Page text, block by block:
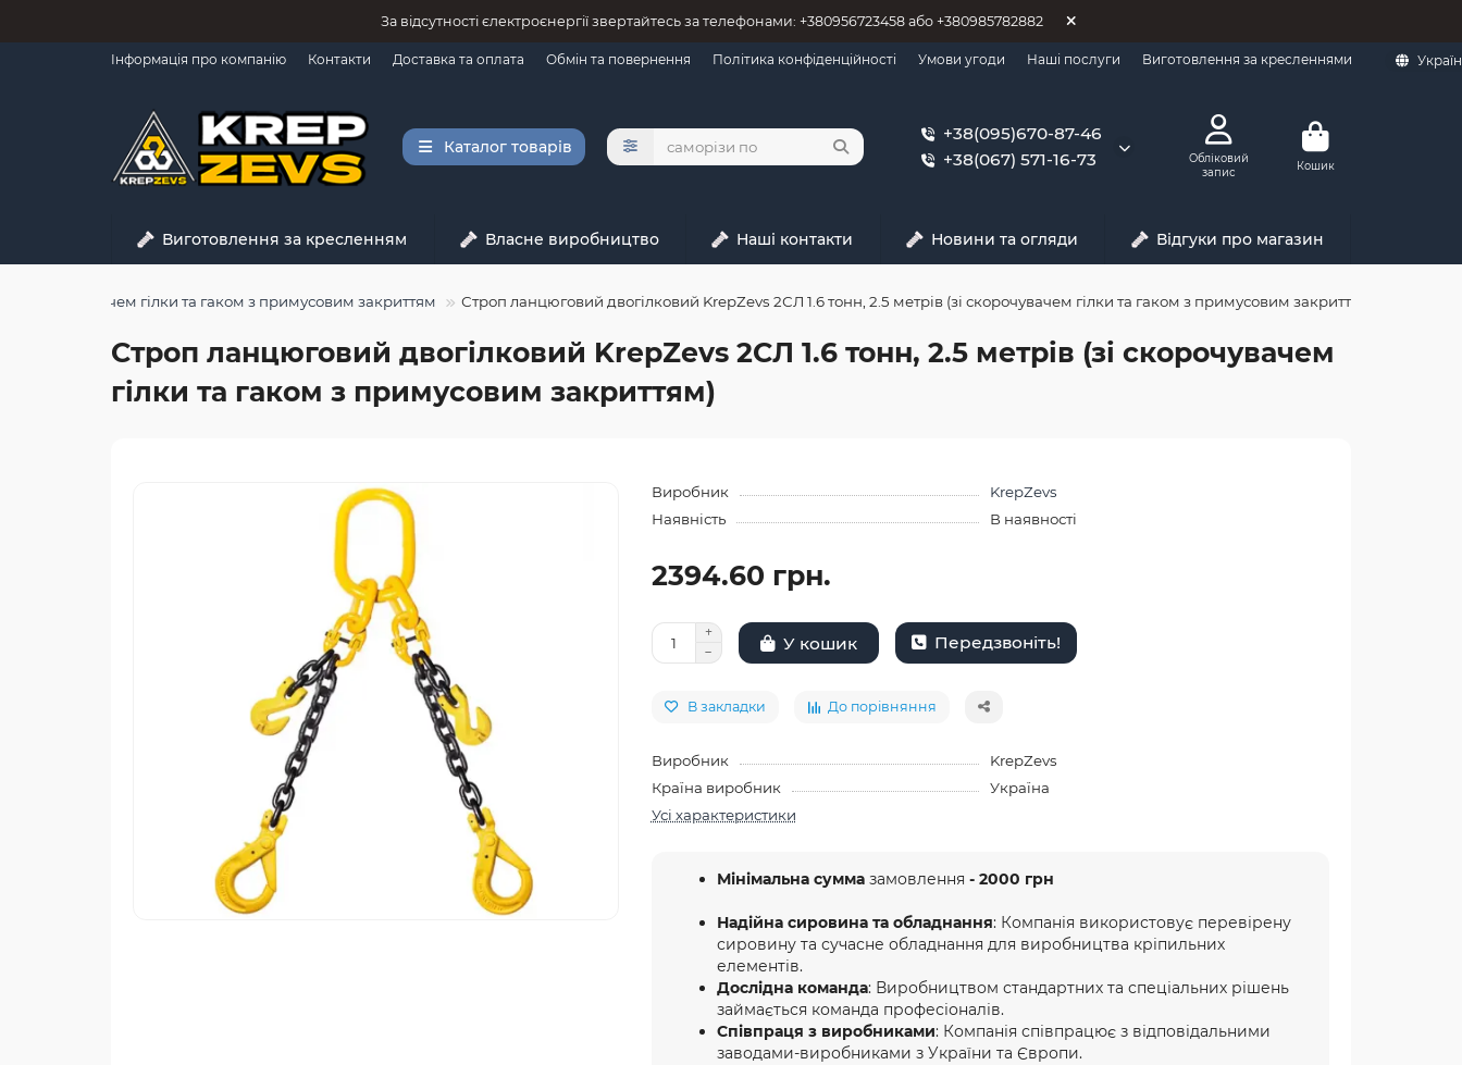
За відсутності єлектроєнергії звертайтесь за телефонами: +380956723458 або +380985782882
Інформація про компанію Контакти Доставка та оплата Обмін та повернення Політика конфіденційності Умови угоди Наші послуги Виготовлення за кресленнями
Каталог товарів
+38(095)670-87-46
+38(067) 571-16-73
Обліковий
запис
Кошик
Виготовлення за кресленням Власне виробництво Наші контакти Новини та огляди Відгуки про магазин
зі скорочувачем гілки та гаком з примусовим закриттям Строп ланцюговий двогілковий KrepZevs 2СЛ 1.6 тонн, 2.5 метрів (зі скорочувачем гілки та гаком з примусовим закриттям)
Строп ланцюговий двогілковий KrepZevs 2СЛ 1.6 тонн, 2.5 метрів (зі скорочувачем
гілки та гаком з примусовим закриттям)
Виробник
KrepZevs
Наявність
В наявності
2394.60 грн.
У кошик Передзвоніть!
В закладки До порівняння
Виробник
KrepZevs
Країна виробник
Україна
Усі характеристики
Мінімальна сумма замовлення - 2000 грн
Надійна сировина та обладнання: Компанія використовує перевірену
сировину та сучасне обладнання для виробництва кріпильних
елементів.
Дослідна команда: Виробництвом стандартних та спеціальних рішень
займається команда професіоналів.
Співпраця з виробниками: Компанія співпрацює з відповідальними
заводами-виробниками з України та Європи.